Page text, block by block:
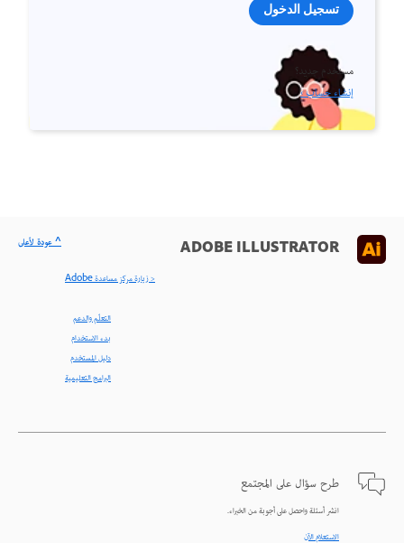
تسجيل الدخول
مستخدم جديد؟
إنشاء حساب ›
ADOBE ILLUSTRATOR
< زيارة مركز مساعدة Adobe
التعلّم والدعم
بدء الاستخدام
دليل المستخدم
البرامج التعليمية
طرح سؤال على المجتمع
انشر أسئلة واحصل على أجوبة من الخبراء.
الاستعلام الآن
^ عودة لأعلى